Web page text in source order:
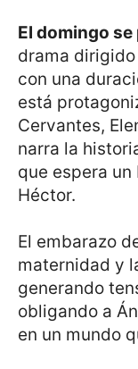
El domingo
drama
con una
está
Cervantes,
narra la
que espera
Héctor.
El embarazo
maternidad y
generando
obligando a
en un mundo